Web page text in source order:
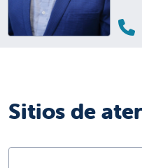
Sitios de